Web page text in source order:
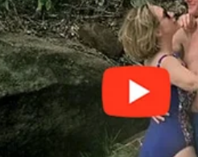
snažan da promeni
u tom trenutku biti mnogo mirniji
biste znali koliko vredite.
postaju mnogo